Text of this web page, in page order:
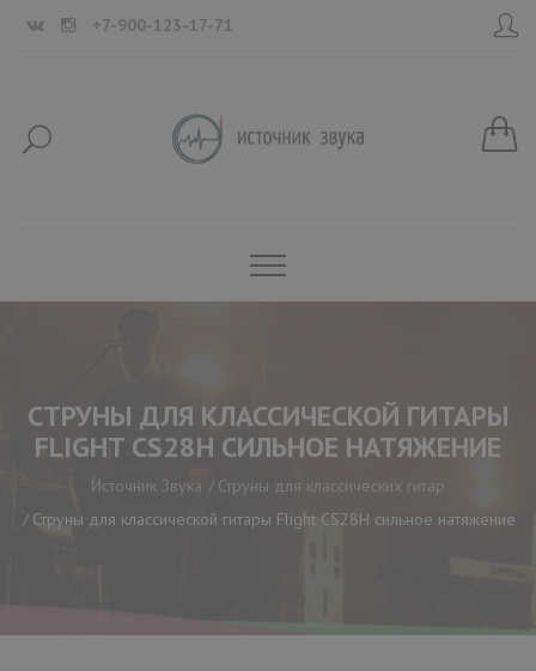
+7-900-123-17-71
СТРУНЫ ДЛЯ КЛАССИЧЕСКОЙ ГИТАРЫ
FLIGHT CS28H СИЛЬНОЕ НАТЯЖЕНИЕ
Источник Звука
Струны для классических гитар
Струны для классической гитары Flight CS28H сильное натяжение